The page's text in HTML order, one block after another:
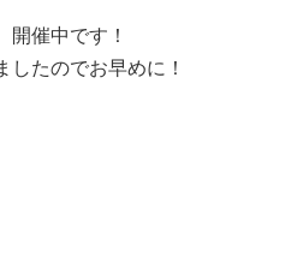
催中です！
したのでお早めに！